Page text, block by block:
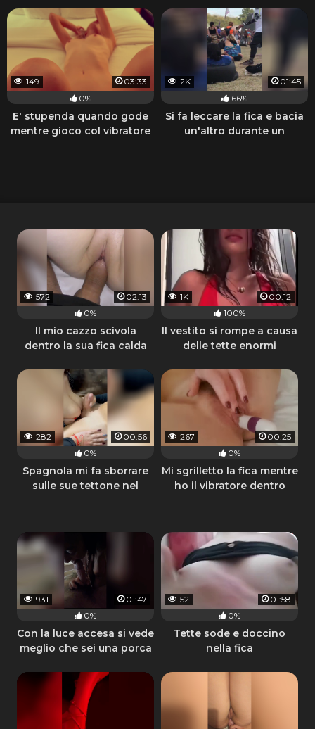
149
03:33
0%
E' stupenda quando gode
mentre gioco col vibratore
2K
01:45
66%
Si fa leccare la fica e bacia
un'altro durante un
572
02:13
0%
Il mio cazzo scivola
dentro la sua fica calda
1K
00:12
100%
Il vestito si rompe a causa
delle tette enormi
282
00:56
0%
Spagnola mi fa sborrare
sulle sue tettone nel
267
00:25
0%
Mi sgrilletto la fica mentre
ho il vibratore dentro
931
01:47
0%
Con la luce accesa si vede
meglio che sei una porca
52
01:58
0%
Tette sode e doccino
nella fica